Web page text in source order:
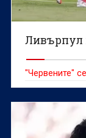
Ливърпул
"Червените"